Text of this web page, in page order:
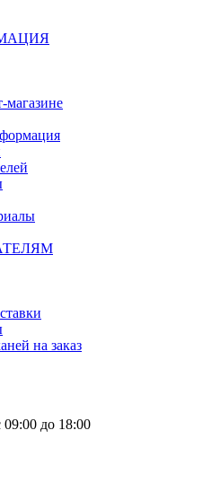
магазине
на заказ
09:00 до 18:00